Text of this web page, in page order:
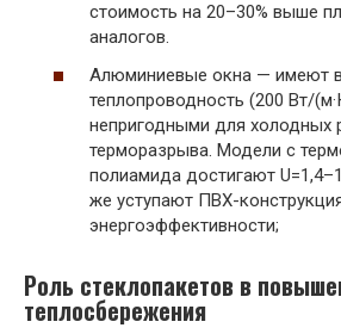
стоимость на 20–30% выше
аналогов.
Алюминиевые окна — имеют
теплопроводность (200 Вт/
непригодными для холодных
терморазрыва. Модели с
полиамида достигают
же уступают ПВХ-
энергоэффективности;
Роль стеклопакетов в
теплосбережения